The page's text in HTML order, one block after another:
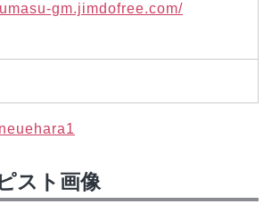
gm.jimdofree.com/
スト画像